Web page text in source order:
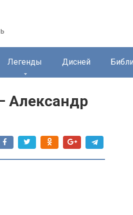
Легенды Дисней
Александр